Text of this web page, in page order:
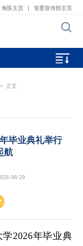
海医主页 | 党委宣传部主页
> 正文
毕业典礼举行
航
06-29
2026年毕业典